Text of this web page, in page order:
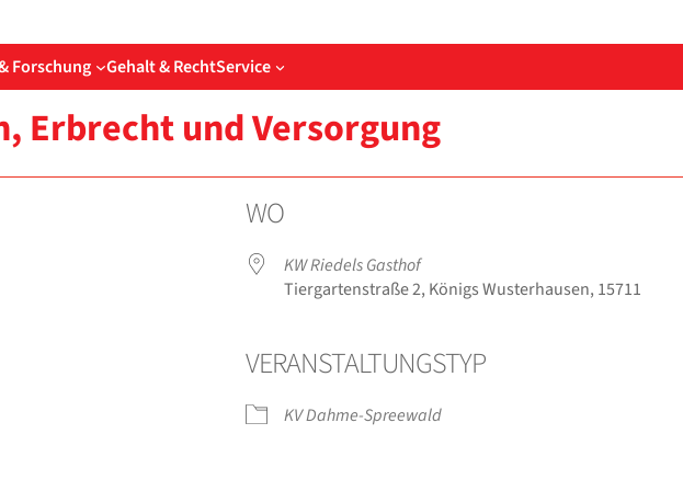
Forschung Gehalt & RechtService
Erbrecht und Ver­sor­gung
iCal­en­dar
WO
KW Rie­dels Gast­hof
Tier­gar­ten­stra­ße 2, Königs Wus­ter­hau­sen, 15711
VER­AN­STAL­TUNGS­TYP
KV Dahme-Spreewald